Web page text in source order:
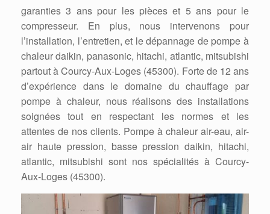
garanties 3 ans pour les pièces et 5 ans pour le
compresseur. En plus, nous intervenons pour
l’installation, l’entretien, et le dépannage de pompe à
chaleur daikin, panasonic, hitachi, atlantic, mitsubishi
partout à Courcy-Aux-Loges (45300). Forte de 12 ans
d’expérience dans le domaine du chauffage par
pompe à chaleur, nous réalisons des installations
soignées tout en respectant les normes et les
attentes de nos clients. Pompe à chaleur air-eau, air-
air haute pression, basse pression daikin, hitachi,
atlantic, mitsubishi sont nos spécialités à Courcy-
Aux-Loges (45300).